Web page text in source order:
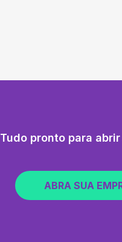
Tudo pronto para
ABRA SUA